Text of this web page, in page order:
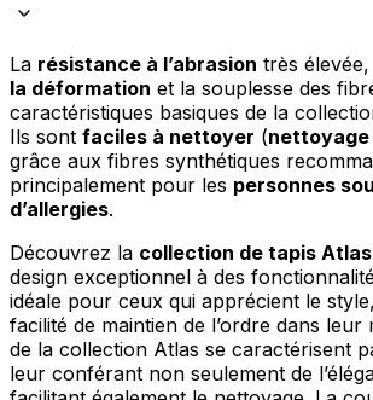
La résistance à l’abrasion très
la déformation et la souplesse des
caractéristiques basiques de la
Ils sont faciles à nettoyer (nettoyage
grâce aux fibres synthétiques
principalement pour les personnes
d’allergies.
Découvrez la collection de tapis Atlas
design exceptionnel à des
idéale pour ceux qui apprécient le
facilité de maintien de l’ordre dans leur
de la collection Atlas se caractérisent
leur conférant non seulement de